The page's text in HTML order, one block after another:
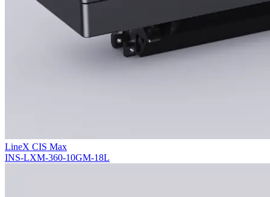
LineX CIS Max
INS-LXM-360-10GM-18L